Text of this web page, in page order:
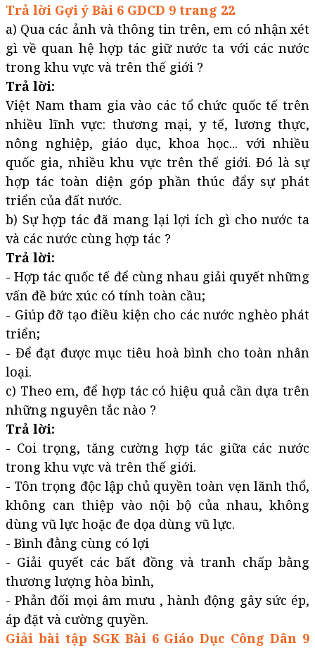
Trả lời Gợi ý Bài 6 GDCD 9 trang 22
a) Qua các ảnh và thông tin trên, em có nhận xét
gì về quan hệ hợp tác giữ nước ta với các nước
trong khu vực và trên thế giới ?
Trả lời:
Việt Nam tham gia vào các tổ chức quốc tế trên
nhiều lĩnh vực: thương mại, y tế, lương thực,
nông nghiệp, giáo dục, khoa học... với nhiều
quốc gia, nhiều khu vực trên thế giới. Đó là sự
hợp tác toàn diện góp phần thúc đẩy sự phát
triển của đất nước.
b) Sự hợp tác đã mang lại lợi ích gì cho nước ta
và các nước cùng hợp tác ?
Trả lời:
- Hợp tác quốc tế để cùng nhau giải quyết những
vấn đề bức xúc có tính toàn cầu;
- Giúp đỡ tạo điều kiện cho các nước nghèo phát
triển;
- Để đạt được mục tiêu hoà bình cho toàn nhân
loại.
c) Theo em, để hợp tác có hiệu quả cần dựa trên
những nguyên tắc nào ?
Trả lời:
- Coi trọng, tăng cường hợp tác giữa các nước
trong khu vực và trên thế giới.
- Tôn trọng độc lập chủ quyền toàn vẹn lãnh thổ,
không can thiệp vào nội bộ của nhau, không
dùng vũ lực hoặc đe dọa dùng vũ lực.
- Bình đằng cùng có lợi
- Giải quyết các bất đồng và tranh chấp bằng
thương lượng hòa bình,
- Phản đối mọi âm mưu , hành động gây sức ép,
áp đặt và cường quyền.
Giải bài tập SGK Bài 6 Giáo Dục Công Dân 9